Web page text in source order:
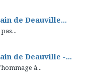
de Deauville...
de Deauville -...
à...